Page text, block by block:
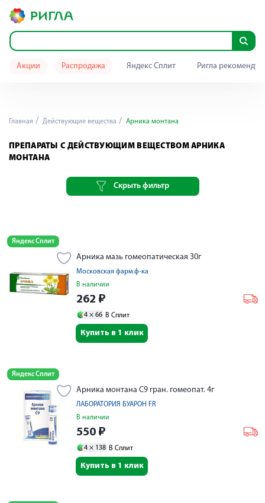
Акции Распродажа Яндекс Сплит Ригла
Главная Действующие вещества Арника монтана
ПРЕПАРАТЫ С ДЕЙСТВУЮЩИМ ВЕЩЕСТВОМ АРНИКА
МОНТАНА
Скрыть фильтр
Яндекс Сплит
Арника мазь гомеопатическая 30г
Московская фарм.ф-ка
В наличии
262 ₽
4 × 66 В Сплит
Купить в 1 клик
Яндекс Сплит
Арника монтана С9 гран. гомеопат. 4г
ЛАБОРАТОРИЯ БУАРОН FR
В наличии
550 ₽
4 × 138 В Сплит
Купить в 1 клик